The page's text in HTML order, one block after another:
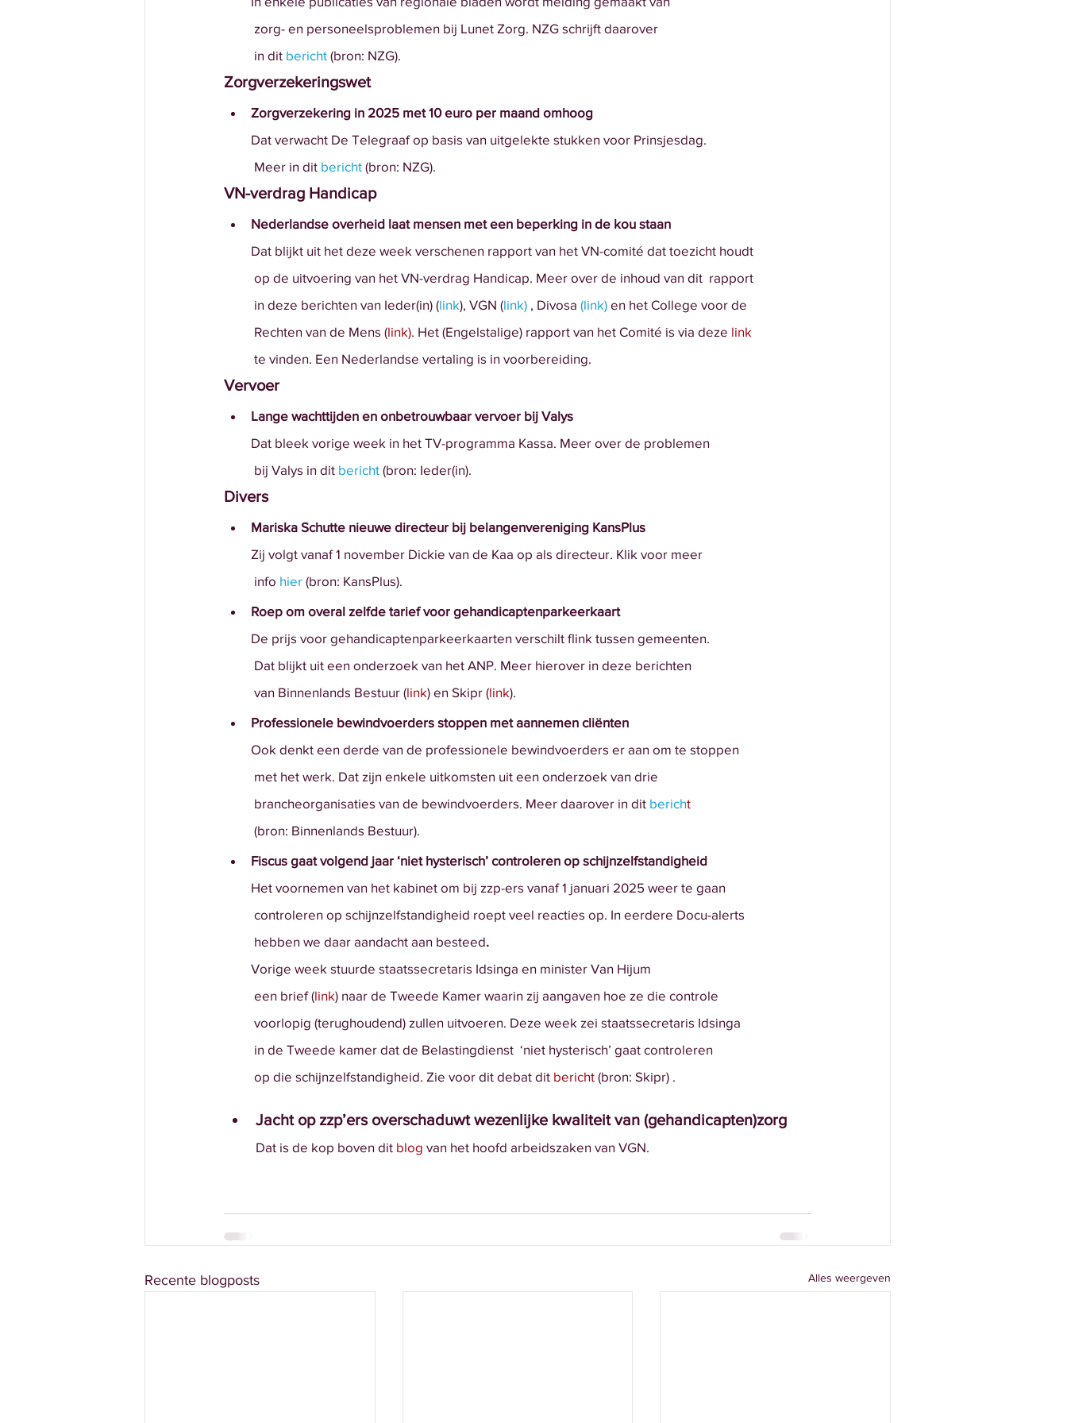
zorg- en personeelsproblemen bij Lunet Zorg. NZG schrijft daarover
in dit bericht (bron: NZG).
Zorgverzekeringswet
Zorgverzekering in 2025 met 10 euro per maand omhoog
Dat verwacht De Telegraaf op basis van uitgelekte stukken voor Prinsjesdag.
Meer in dit bericht (bron: NZG).
VN-verdrag Handicap
Nederlandse overheid laat mensen met een beperking in de kou staan
Dat blijkt uit het deze week verschenen rapport van het VN-comité dat toezicht houdt
op de uitvoering van het VN-verdrag Handicap. Meer over de inhoud van dit  rapport
in deze berichten van Ieder(in) (link), VGN (link) , Divosa (link) en het College voor de
Rechten van de Mens (link). Het (Engelstalige) rapport van het Comité is via deze link
te vinden. Een Nederlandse vertaling is in voorbereiding.
Vervoer
Lange wachttijden en onbetrouwbaar vervoer bij Valys
Dat bleek vorige week in het TV-programma Kassa. Meer over de problemen
bij Valys in dit bericht (bron: Ieder(in).
Divers
Mariska Schutte nieuwe directeur bij belangenvereniging KansPlus
Zij volgt vanaf 1 november Dickie van de Kaa op als directeur. Klik voor meer
info hier (bron: KansPlus).
Roep om overal zelfde tarief voor gehandicaptenparkeerkaart
De prijs voor gehandicaptenparkeerkaarten verschilt flink tussen gemeenten.
Dat blijkt uit een onderzoek van het ANP. Meer hierover in deze berichten
van Binnenlands Bestuur (link) en Skipr (link).
Professionele bewindvoerders stoppen met aannemen cliënten
Ook denkt een derde van de professionele bewindvoerders er aan om te stoppen
met het werk. Dat zijn enkele uitkomsten uit een onderzoek van drie
brancheorganisaties van de bewindvoerders. Meer daarover in dit bericht
(bron: Binnenlands Bestuur).
Fiscus gaat volgend jaar ‘niet hysterisch’ controleren op schijnzelfstandigheid
Het voornemen van het kabinet om bij zzp-ers vanaf 1 januari 2025 weer te gaan
controleren op schijnzelfstandigheid roept veel reacties op. In eerdere Docu-alerts
hebben we daar aandacht aan besteed.
Vorige week stuurde staatssecretaris Idsinga en minister Van Hijum
een brief (link) naar de Tweede Kamer waarin zij aangaven hoe ze die controle
voorlopig (terughoudend) zullen uitvoeren. Deze week zei staatssecretaris Idsinga
in de Tweede kamer dat de Belastingdienst  ‘niet hysterisch’ gaat controleren
op die schijnzelfstandigheid. Zie voor dit debat dit bericht (bron: Skipr) .
Jacht op zzp’ers overschaduwt wezenlijke kwaliteit van (gehandicapten)zorg
Dat is de kop boven dit blog van het hoofd arbeidszaken van VGN.
Recente blogposts Alles weergeven